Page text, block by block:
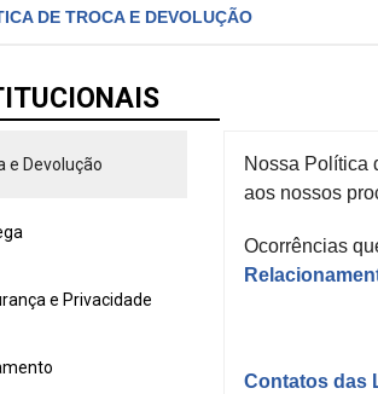
DE TROCA E DEVOLUÇÃO
e Devolução
e Privacidade
Nossa Política
aos nossos
Ocorrências
Contatos das